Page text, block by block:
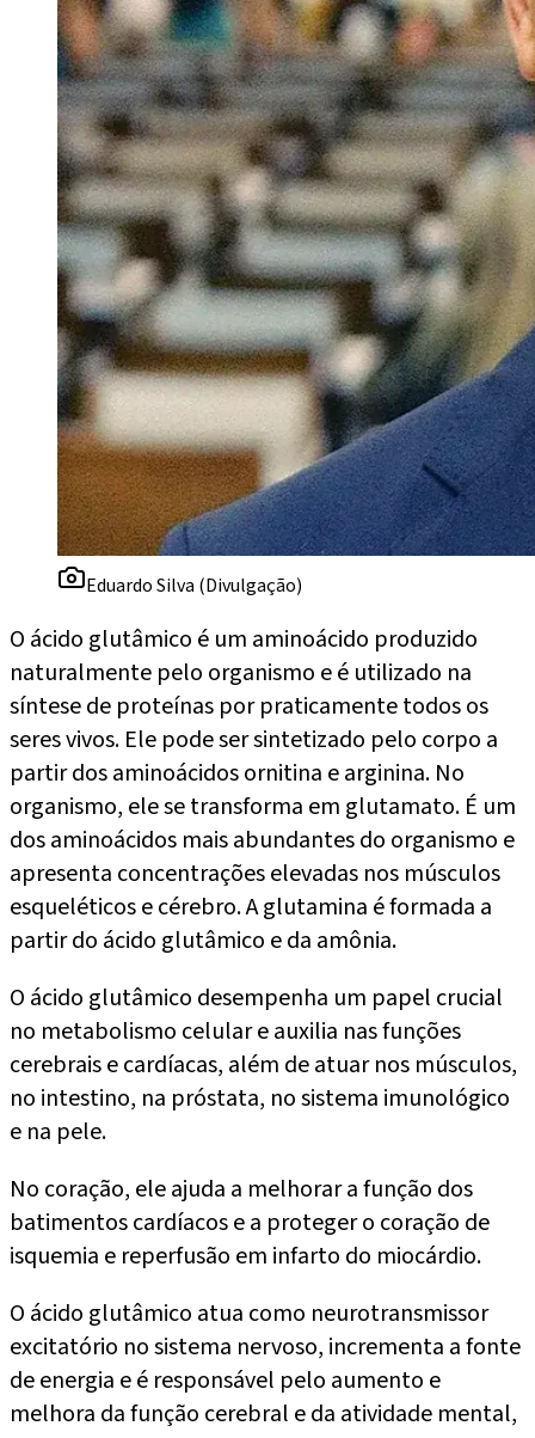
Eduardo Silva (Divulgação)
O ácido glutâmico é um aminoácido produzido
naturalmente pelo organismo e é utilizado na
síntese de proteínas por praticamente todos os
seres vivos. Ele pode ser sintetizado pelo corpo a
partir dos aminoácidos ornitina e arginina. No
organismo, ele se transforma em glutamato. É um
dos aminoácidos mais abundantes do organismo e
apresenta concentrações elevadas nos músculos
esqueléticos e cérebro. A glutamina é formada a
partir do ácido glutâmico e da amônia.
O ácido glutâmico desempenha um papel crucial
no metabolismo celular e auxilia nas funções
cerebrais e cardíacas, além de atuar nos músculos,
no intestino, na próstata, no sistema imunológico
e na pele.
No coração, ele ajuda a melhorar a função dos
batimentos cardíacos e a proteger o coração de
isquemia e reperfusão em infarto do miocárdio.
O ácido glutâmico atua como neurotransmissor
excitatório no sistema nervoso, incrementa a fonte
de energia e é responsável pelo aumento e
melhora da função cerebral e da atividade mental,